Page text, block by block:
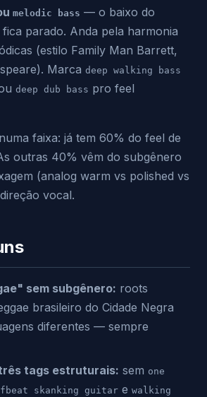
melodic bass — o baixo do
parado. Anda pela harmonia
(estilo Family Man Barrett,
Marca deep walking bass
deep dub bass pro feel
faixa: já tem 60% do feel de
outras 40% vêm do subgênero
(analog warm vs polished vs
vocal.
sem subgênero: roots
brasileiro do Cidade Negra
diferentes — sempre
tags estruturais: sem one
skanking guitar e walking